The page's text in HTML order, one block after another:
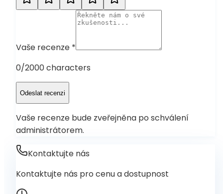
Vaše recenze *
0/2000 characters
Odeslat recenzi
Vaše recenze bude zveřejněna po schválení
administrátorem.
Kontaktujte nás
Kontaktujte nás pro cenu a dostupnost